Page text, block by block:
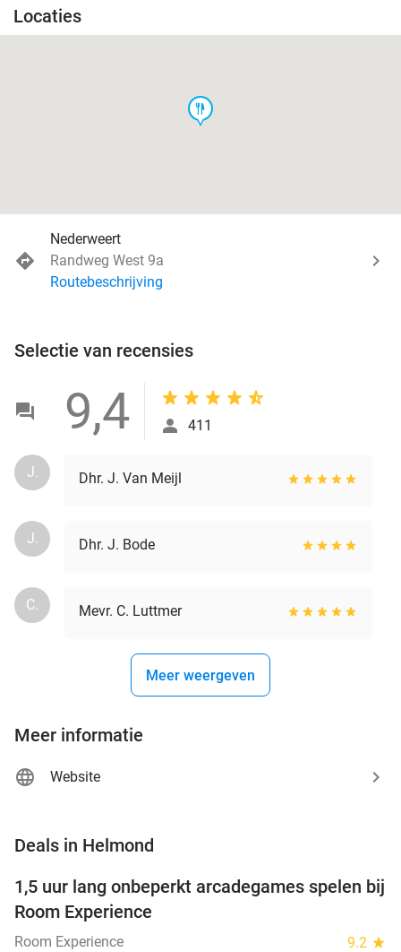
Locaties
food
Nederweert
Randweg West 9a
Routebeschrijving
Selectie van recensies
9,4 411
J. Dhr. J. Van Meijl
J. Dhr. J. Bode
C. Mevr. C. Luttmer
Meer weergeven
Meer informatie
Website
Deals in Helmond
46%
1,5 uur lang onbeperkt arcadegames spelen bij
Room Experience
Room Experience 9.2 star